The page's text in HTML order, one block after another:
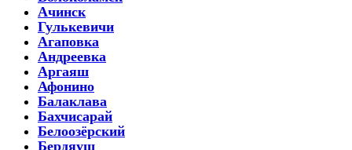
Ачинск
Гулькевичи
Агаповка
Андреевка
Аргаяш
Афонино
Балаклава
Бахчисарай
Белоозёрский
Бердяуш